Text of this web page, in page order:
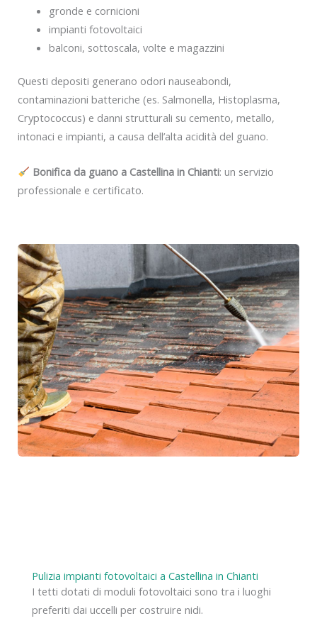
gronde e cornicioni
impianti fotovoltaici
balconi, sottoscala, volte e magazzini
Questi depositi generano odori nauseabondi,
contaminazioni batteriche (es. Salmonella, Histoplasma,
Cryptococcus) e danni strutturali su cemento, metallo,
intonaci e impianti, a causa dell’alta acidità del guano.
Bonifica da guano a Castellina in Chianti: un servizio
professionale e certificato.
Pulizia impianti fotovoltaici a Castellina in Chianti
I tetti dotati di moduli fotovoltaici sono tra i luoghi
preferiti dai uccelli per costruire nidi.